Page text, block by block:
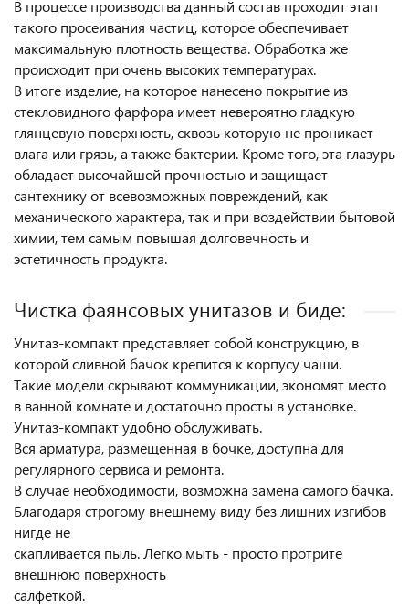
В процессе производства данный состав проходит этап
такого просеивания частиц, которое обеспечивает
максимальную плотность вещества. Обработка же
происходит при очень высоких температурах.
В итоге изделие, на которое нанесено покрытие из
стекловидного фарфора имеет невероятно гладкую
глянцевую поверхность, сквозь которую не проникает
влага или грязь, а также бактерии. Кроме того, эта глазурь
обладает высочайшей прочностью и защищает
сантехнику от всевозможных повреждений, как
механического характера, так и при воздействии бытовой
химии, тем самым повышая долговечность и
эстетичность продукта.
Чистка фаянсовых унитазов и биде:
Унитаз-компакт представляет собой конструкцию, в
которой сливной бачок крепится к корпусу чаши.
Такие модели скрывают коммуникации, экономят место
в ванной комнате и достаточно просты в установке.
Унитаз-компакт удобно обслуживать.
Вся арматура, размещенная в бочке, доступна для
регулярного сервиса и ремонта.
В случае необходимости, возможна замена самого бачка.
Благодаря строгому внешнему виду без лишних изгибов
нигде не
скапливается пыль. Легко мыть - просто протрите
внешнюю поверхность
салфеткой.